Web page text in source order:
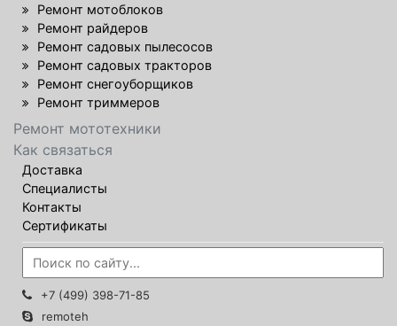
Ремонт мотоблоков
Ремонт райдеров
Ремонт садовых пылесосов
Ремонт садовых тракторов
Ремонт снегоуборщиков
Ремонт триммеров
Ремонт мототехники
Как связаться
Доставка
Специалисты
Контакты
Сертификаты
+7 (499) 398-71-85
remoteh